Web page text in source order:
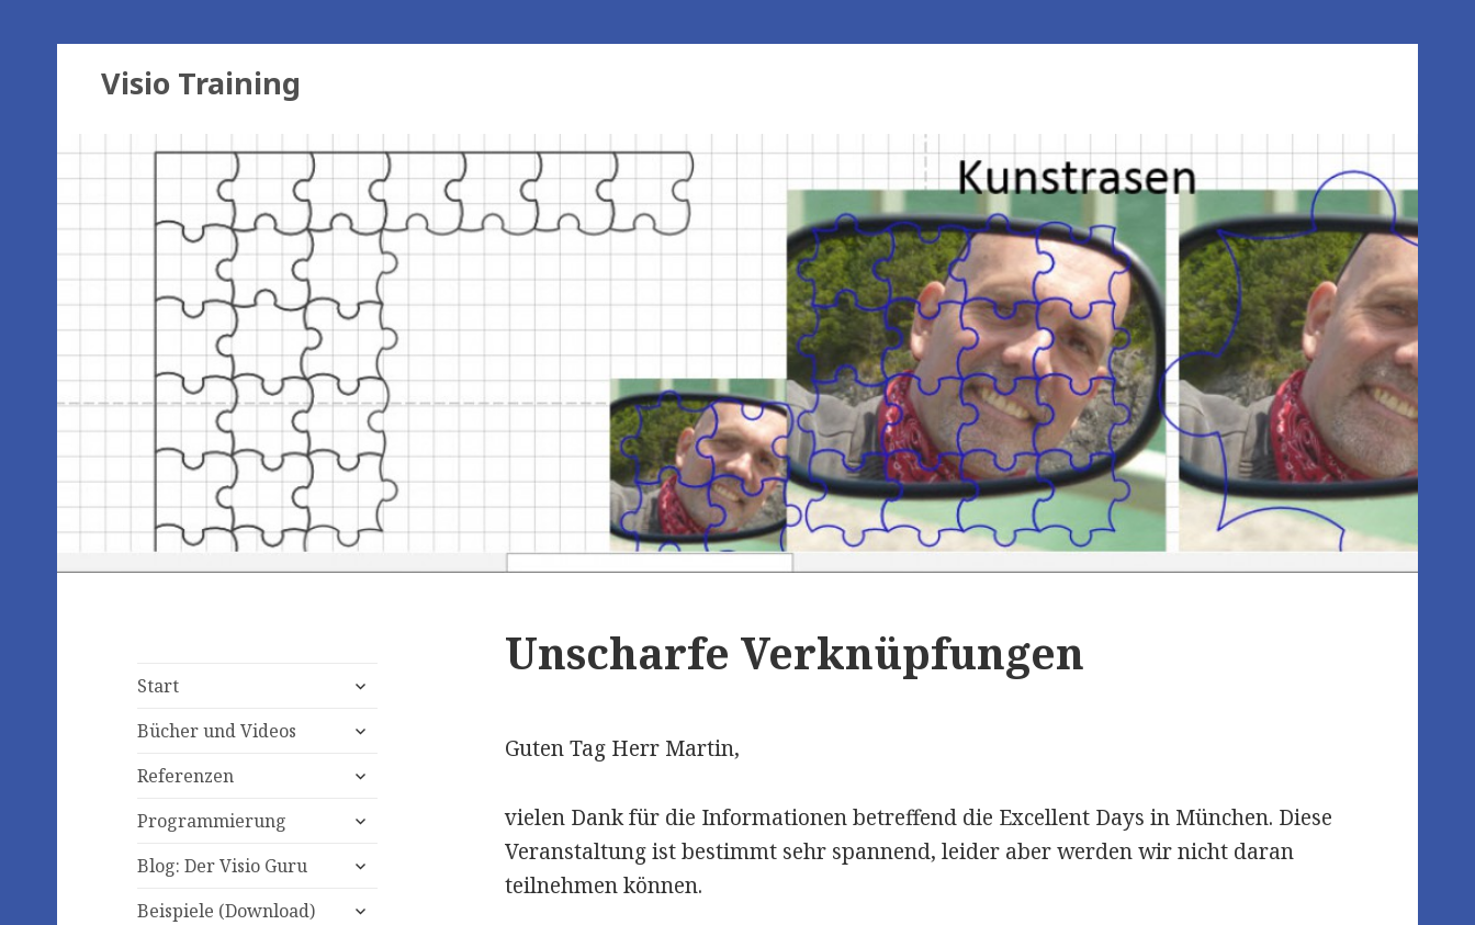
Visio Training
Start
expand
menu
Bücher und Videos
expand
menu
Referenzen
expand
menu
Programmierung
expand
menu
Blog: Der Visio Guru
expand
menu
Beispiele (Download)
expand
Unscharfe Verknüpfungen
Guten Tag Herr Martin,
vielen Dank für die Informationen betreffend die Excellent Days in München. Diese
Veranstaltung ist bestimmt sehr spannend, leider aber werden wir nicht daran
teilnehmen können.